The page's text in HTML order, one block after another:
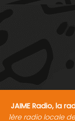
JAIME Radio, la
1ère radio locale